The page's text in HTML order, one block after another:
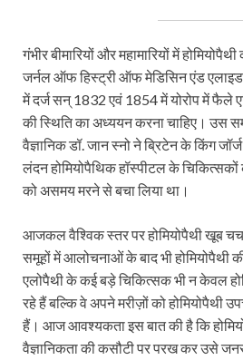
गंभीर बीमारियों और महामारियों में
जर्नल ऑफ हिस्ट्री ऑफ मेडिसिन एंड
में दर्ज सन् 1832 एवं 1854 में योरोप में फैले
की स्थिति का अध्ययन करना चाहिए। उस
वैज्ञानिक डॉ. जान स्नो ने ब्रिटेन के किंग
लंदन होमियोपैथिक हॉस्पीटल के चिकित्सकों
को असमय मरने से बचा लिया था।
आजकल वैश्विक स्तर पर होमियोपैथी खूब
समूहों में आलोचनाओं के बाद भी होमियोपैथी की
एलोपैथी के कई बड़े चिकित्सक भी न केवल
रहे हैं बल्कि वे अपने मरीज़ों को होमियोपैथी
हैं। आज आवश्यकता इस बात की है कि
वैज्ञानिकता की कसौटी पर परख कर उसे